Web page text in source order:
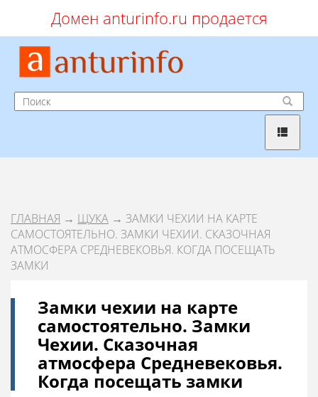
Домен anturinfo.ru продается
ГЛАВНАЯ → ЩУКА → ЗАМКИ ЧЕХИИ НА КАРТЕ
САМОСТОЯТЕЛЬНО. ЗАМКИ ЧЕХИИ. СКАЗОЧНАЯ
АТМОСФЕРА СРЕДНЕВЕКОВЬЯ. КОГДА ПОСЕЩАТЬ
ЗАМКИ
Замки чехии на карте
самостоятельно. Замки
Чехии. Сказочная
атмосфера Средневековья.
Когда посещать замки